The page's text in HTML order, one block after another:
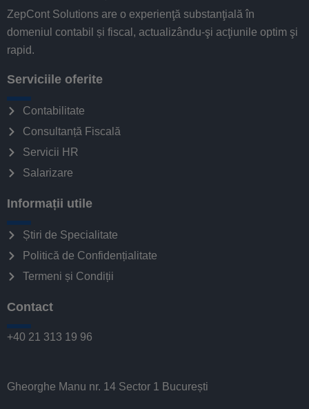
ZepCont Solutions are o experienţă substanţială în
domeniul contabil și fiscal, actualizându-şi acţiunile optim şi
rapid.
Serviciile oferite
Contabilitate
Consultanță Fiscală
Servicii HR
Salarizare
Informații utile
Știri de Specialitate
Politică de Confidențialitate
Termeni și Condiții
Contact
+40 21 313 19 96
Gheorghe Manu nr. 14 Sector 1 București